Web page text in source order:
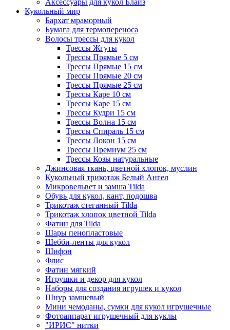
Кукольный мир
Бархат мраморный
Бумага для термопереноса
Волосы трессы для кукол
Трессы Жгуты
Трессы Прямые 5 см
Трессы Прямые 15 см
Трессы Прямые 20 см
Трессы Прямые 25 см
Трессы Каре 10 см
Трессы Каре 15 см
Трессы Кудри 15 см
Трессы Волна 15 см
Трессы Спираль 15 см
Трессы Локон 15 см
Трессы Премиум 25 см
Трессы Козы натуральные
Джинсовая ткань, цветной хлопок, муслин
Кукольный трикотаж Белый Ангел
Микровельвет и замша Tilda
Обувь для кукол, кант, подошва
Трикотаж стеганный Tilda
Трикотаж хлопок цветной Tilda
Фатин для Tilda
Шары пенопластовые
Шебби-ленты для кукол
Шифон
Флис
Фатин мягкий
Игрушки и декор для кукол
Наборы для создания игрушек и кукол
Шнур замшевый
Мини чемоданы, сумки для кукол игрушечные
Фотоаппарат игрушечный для куклы
"ИРИС" нитки